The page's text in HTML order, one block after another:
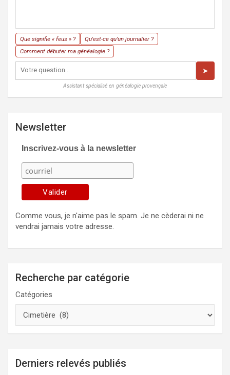
Que signifie « feus » ?
Qu'est-ce qu'un journalier ?
Comment débuter ma généalogie ?
➤
Assistant spécialisé en généalogie provençale
Newsletter
Inscrivez-vous à la newsletter
Comme vous, je n'aime pas le spam. Je ne cèderai ni ne
vendrai jamais votre adresse.
Recherche par catégorie
Catégories
Derniers relevés publiés